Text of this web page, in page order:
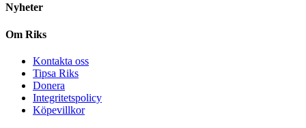
Nyheter
Om Riks
Kontakta oss
Tipsa Riks
Donera
Integritetspolicy
Köpevillkor